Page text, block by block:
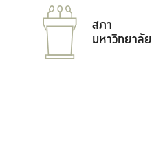
สภา
มหาวิทยาลัย